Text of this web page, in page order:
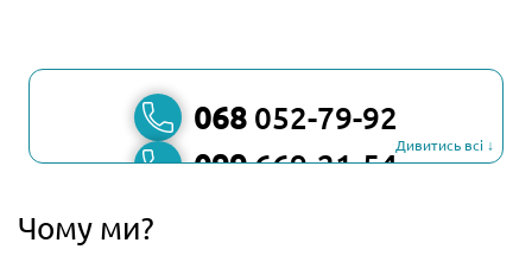
068 052-79-92
099669-21-54Дивитись всі ↓
Чому ми?